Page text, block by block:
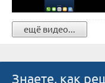
ещё видео...
Знаете, как